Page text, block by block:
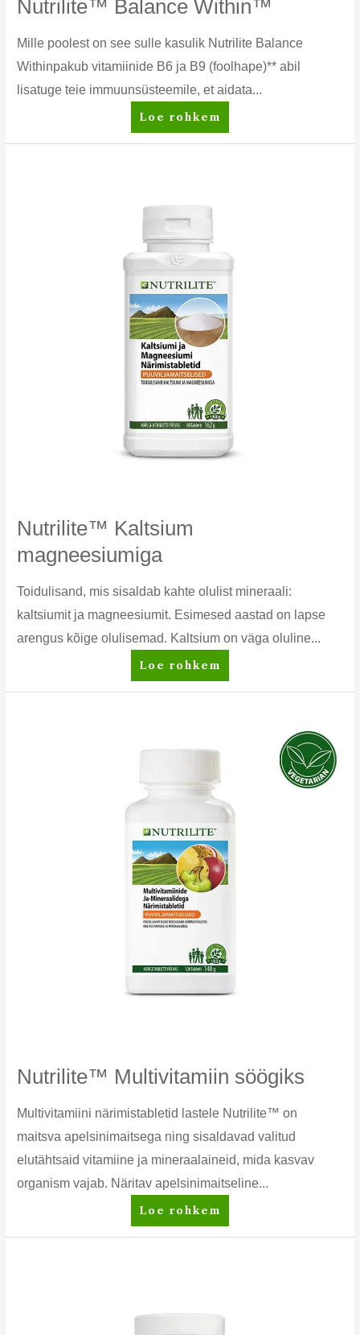
Nutrilite™ Balance Within™
Mille poolest on see sulle kasulik Nutrilite Balance
Withinpakub vitamiinide B6 ja B9 (foolhape)** abil
lisatuge teie immuunsüsteemile, et aidata...
Nutrilite™
Balance
Loe rohkem
Nutrilite™ Kaltsium
magneesiumiga
Toidulisand, mis sisaldab kahte olulist mineraali:
kaltsiumit ja magneesiumit. Esimesed aastad on lapse
arengus kõige olulisemad. Kaltsium on väga oluline...
Nutrilite™
Kaltsium
Loe rohkem
Nutrilite™ Multivitamiin söögiks
Multivitamiini närimistabletid lastele Nutrilite™ on
maitsva apelsinimaitsega ning sisaldavad valitud
elutähtsaid vitamiine ja mineraalaineid, mida kasvav
organism vajab. Näritav apelsinimaitseline...
Nutrilite™
Multivitamiin
Loe rohkem